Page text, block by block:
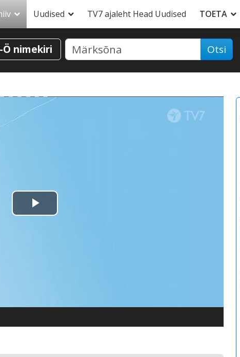
Uudised TV7 ajaleht Head Uudised TOETA
Ö nimekiri Otsi
Esita